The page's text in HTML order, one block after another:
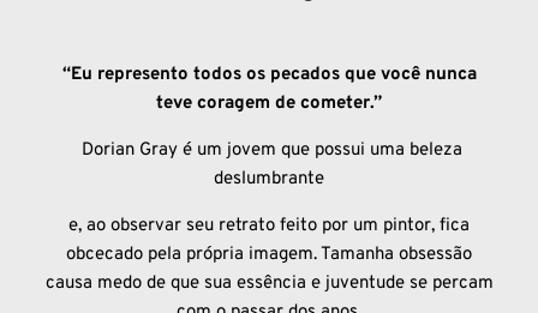
“Eu represento todos os pecados que você nunca
teve coragem de cometer.”
Dorian Gray é um jovem que possui uma beleza
deslumbrante
e, ao observar seu retrato feito por um pintor, fica
obcecado pela própria imagem. Tamanha obsessão
causa medo de que sua essência e juventude se percam